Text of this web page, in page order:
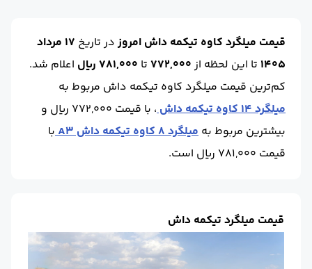
قیمت میلگرد کاوه تیکمه داش امروزدر تاریخ
17 مرداد
1405 تا این لحظه از772,000 تا 781,000 ریال
اعلام شد.
کم‌ترین قیمت میلگرد کاوه تیکمه داش مربوط به
میلگرد 14 کاوه تیکمه داش
، با قیمت 772,000 ریال و
بیشترین مربوط به میلگرد 8 کاوه تیکمه داش A3
با
قیمت 781,000 ریال است.
قیمت میلگرد تیکمه داش